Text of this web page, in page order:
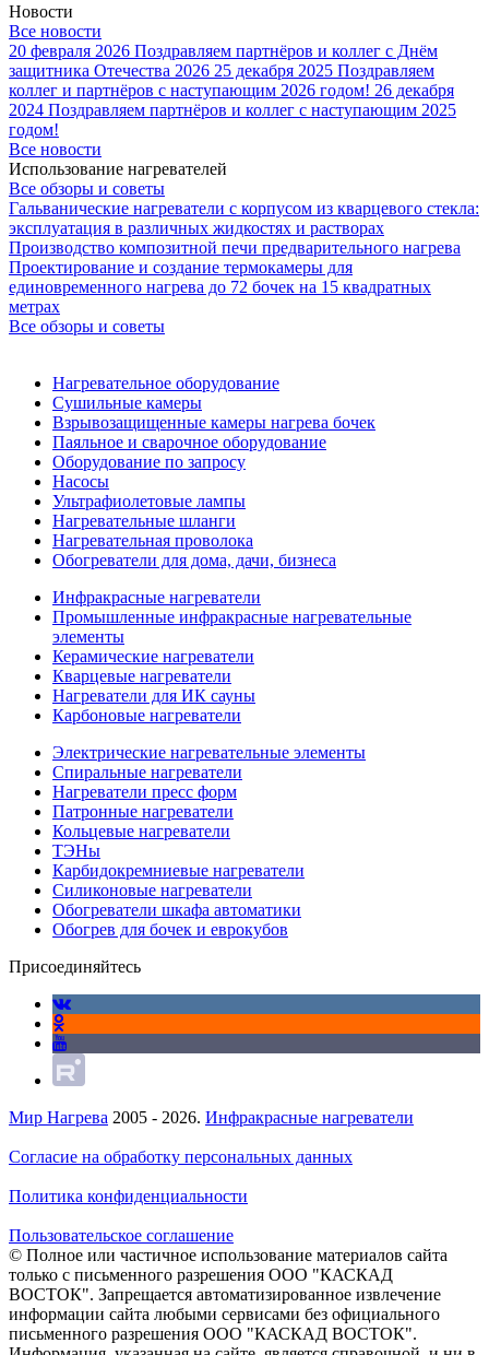
Новости
Все новости
20 февраля 2026 Поздравляем партнёров и коллег с Днём
защитника Отечества 2026 25 декабря 2025 Поздравляем
коллег и партнёров с наступающим 2026 годом! 26 декабря
2024 Поздравляем партнёров и коллег с наступающим 2025
годом!
Все новости
Использование нагревателей
Все обзоры и советы
Гальванические нагреватели с корпусом из кварцевого стекла:
эксплуатация в различных жидкостях и растворах
Производство композитной печи предварительного нагрева
Проектирование и создание термокамеры для
единовременного нагрева до 72 бочек на 15 квадратных
метрах
Все обзоры и советы
Нагревательное оборудование
Сушильные камеры
Взрывозащищенные камеры нагрева бочек
Паяльное и сварочное оборудование
Оборудование по запросу
Насосы
Ультрафиолетовые лампы
Нагревательные шланги
Нагревательная проволока
Обогреватели для дома, дачи, бизнеса
Инфракрасные нагреватели
Промышленные инфракрасные нагревательные
элементы
Керамические нагреватели
Кварцевые нагреватели
Нагреватели для ИК сауны
Карбоновые нагреватели
Электрические нагревательные элементы
Спиральные нагреватели
Нагреватели пресс форм
Патронные нагреватели
Кольцевые нагреватели
ТЭНы
Карбидокремниевые нагреватели
Силиконовые нагреватели
Обогреватели шкафа автоматики
Обогрев для бочек и еврокубов
Присоединяйтесь
Мир Нагрева 2005 - 2026. Инфракрасные нагреватели
Согласие на обработку персональных данных
Политика конфиденциальности
Пользовательское соглашение
© Полное или частичное использование материалов сайта
только с письменного разрешения ООО "КАСКАД
ВОСТОК". Запрещается автоматизированное извлечение
информации сайта любыми сервисами без официального
письменного разрешения ООО "КАСКАД ВОСТОК".